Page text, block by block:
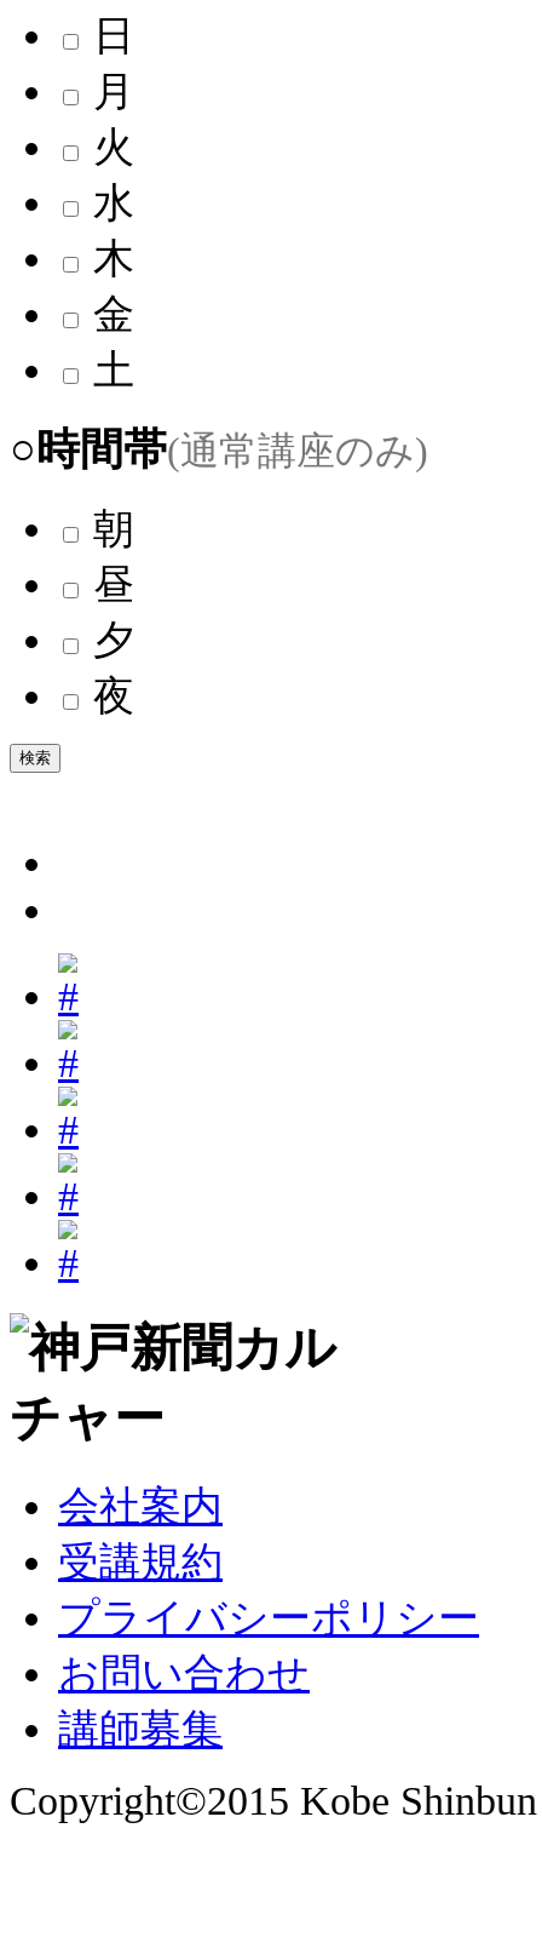
日
月
火
水
木
金
土
○時間帯(通常講座のみ)
朝
昼
夕
夜
検索
会社案内
受講規約
プライバシーポリシー
お問い合わせ
講師募集
Copyright©2015 Kobe